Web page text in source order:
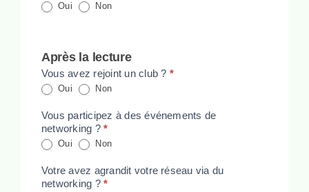
Oui Non
Après la lecture
Vous avez rejoint un club ? *
Oui Non
Vous participez à des événements de
networking ?*
Oui Non
Votre avez agrandit votre réseau via du
networking ?*